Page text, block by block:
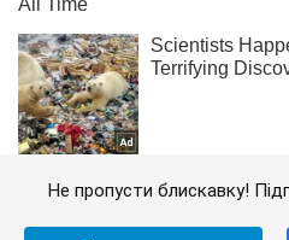
Не пропусти блискавку!